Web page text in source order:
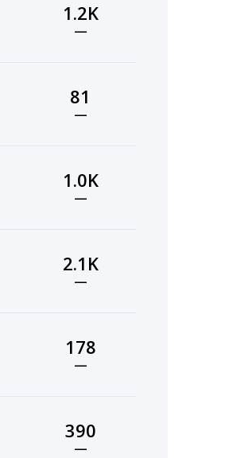
1.2K
—
81
—
1.0K
—
2.1K
—
178
—
390
—